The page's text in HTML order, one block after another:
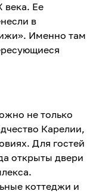
века. Ее
в
Именно там
не только
Карелии,
Для гостей
открыты двери
коттеджи и